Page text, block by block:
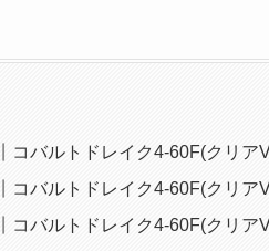
コバルトドレイク4-60F(クリア
コバルトドレイク4-60F(クリア
コバルトドレイク4-60F(クリア